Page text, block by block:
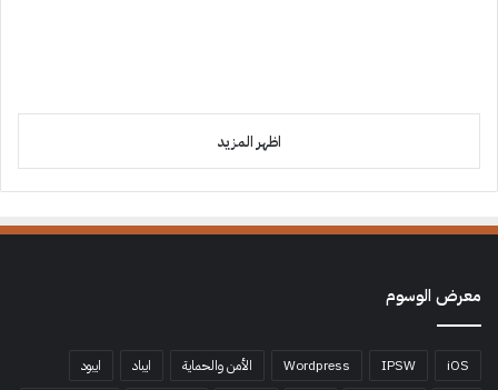
اظهر المزيد
معرض الوسوم
iOS
IPSW
Wordpress الأمن والحماية ايباد ايبود